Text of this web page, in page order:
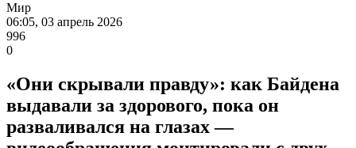
Мир
06:05, 03 апрель 2026
996
0
«Они скрывали правду»: как Байдена
выдавали за здорового, пока он
разваливался на глазах —